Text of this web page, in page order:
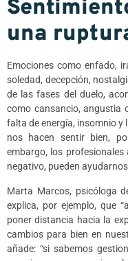
una
Emociones como enfado,
soledad, decepción,
de las fases del duelo,
como cansancio, angustia
falta de energía, insomnio
nos hacen sentir bien,
embargo, los
negativo, pueden
Marta Marcos, psicóloga
explica, por ejemplo, que
poner distancia hacia la
cambios para bien en
añade: “si sabemos